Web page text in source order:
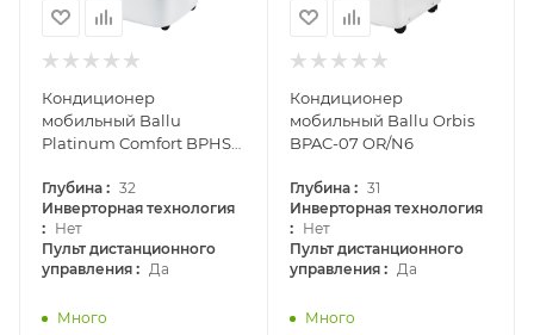
Кондиционер
мобильный Ballu
Platinum Comfort BPHS-
Глубина : 32
Инверторная технология
: Нет
Пульт дистанционного
управления : Да
Много
Кондиционер
мобильный Ballu Orbis
BPAC-07 OR/N6
Глубина : 31
Инверторная технология
:
Нет
Пульт дистанционного
управления : Да
Много